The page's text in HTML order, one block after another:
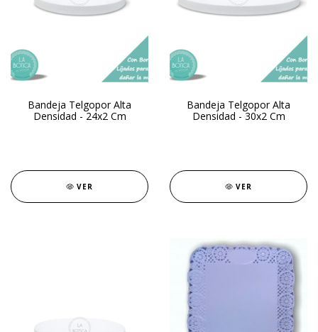
Bandeja Telgopor Alta
Densidad - 24x2 Cm
VER
Bandeja Telgopor Alta
Densidad - 30x2 Cm
VER